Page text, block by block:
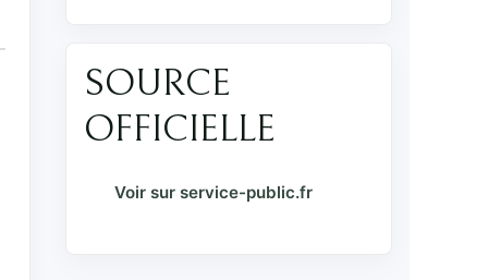
SOURCE
OFFICIELLE
Voir sur service-public.fr